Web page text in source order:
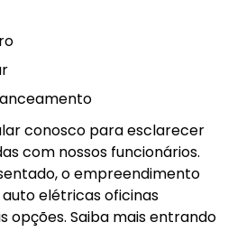
conosco para esclarecer
com nossos funcionários.
o empreendimento
elétricas oficinas
opções. Saiba mais entrando